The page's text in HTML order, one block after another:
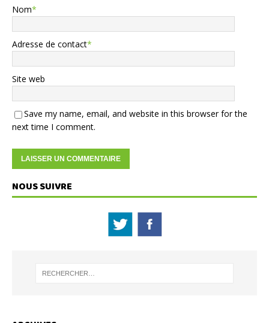
Nom*
Adresse de contact*
Site web
Save my name, email, and website in this browser for the
next time I comment.
NOUS SUIVRE